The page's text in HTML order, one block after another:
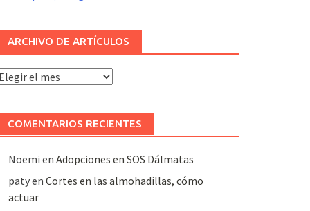
ARCHIVO DE ARTÍCULOS
COMENTARIOS RECIENTES
Noemi en Adopciones en SOS Dálmatas
patyen Cortes en las almohadillas, cómo
actuar